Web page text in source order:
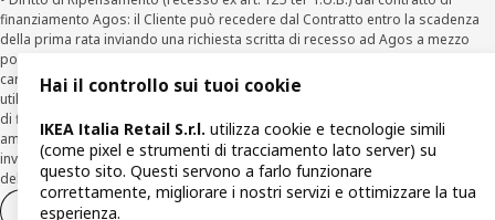
finanziamento Agos: il Cliente può recedere dal Contratto entro la scadenza
della prima rata inviando una richiesta scritta di recesso ad Agos a mezzo
posta elettronica (
cartacea (Viale Fulvio Testi, 280 - 20126 Milano) e per via telematica –
utilizzando la funzionalità sul sito
di finanziamento effettuate con canali a distanza. In caso di pre-
ammortamento, la comunicazione di recesso da parte del Cliente deve essere
inviata, con le modalità di cui sopra entro 30 giorni dalla data di accettazione
della richiesta di finanziamento.
Diritto di recesso
Hai il controllo sui tuoi cookie
IKEA Italia Retail S.r.l. utilizza cookie e tecnologie simili
(come pixel e strumenti di tracciamento lato server) su
questo sito. Questi servono a farlo funzionare
correttamente, migliorare i nostri servizi e ottimizzare la tua
esperienza.